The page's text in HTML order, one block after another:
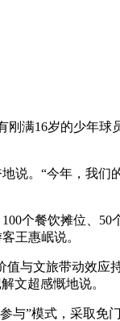
满16岁的少年球
说。“今年，我们
个餐饮摊位、50
王惠岷说。
与文旅带动效应
文超感慨地说。
”模式，采取免